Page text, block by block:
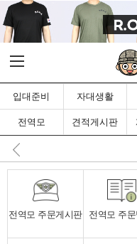
입대준비 자대생활
전역모 견적게시판
전역모 주문게시판 전역모 주